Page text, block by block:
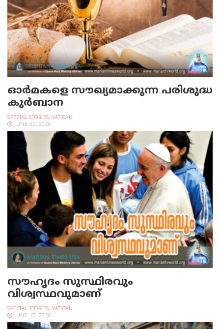
ഓര്‍മകളെ സൗഖ്യമാക്കുന്ന പരിശുദ്ധ
കുര്‍ബാന
SPECIAL STORIES, VATICAN
JUNE 22, 2026
സൗഹൃദം സുസ്ഥിരവും
വിശ്വസ്ഥവുമാണ്
SPECIAL STORIES, VATICAN
JUNE 17, 2026